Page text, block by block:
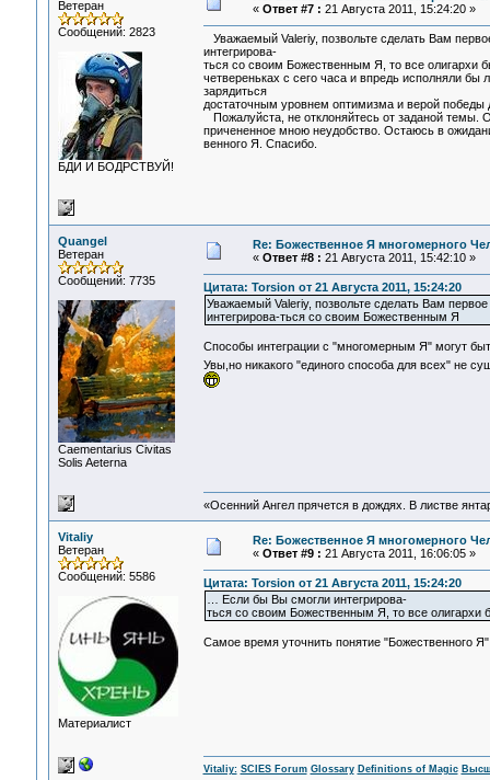
Ветеран
Сообщений: 2823
БДИ И БОДРСТВУЙ!
« Ответ #7 : 21 Августа 2011, 15:24:20 »
Уважаемый Valeriy, позвольте сделать Вам
интегрирова-
ться со своим Божественным Я, то все олигархи
четвереньках с сего часа и впредь исполняли
зарядиться
достаточным уровнем оптимизма и верой
Пожалуйста, не отклоняйтесь от заданой темы.
причененное мною неудобство. Остаюсь в
венного Я. Спасибо.
Quangel
Ветеран
Сообщений: 7735
Сaementarius Civitas
Solis Aeterna
Re: Божественное Я многомерного
« Ответ #8 : 21 Августа 2011, 15:42:10 »
Цитата: Torsion от 21 Августа 2011, 15:24:20
Уважаемый Valeriy, позвольте сделать Вам
интегрирова-ться со своим Божественным Я
Способы интеграции с "многомерным Я" могут
Увы,но никакого "единого способа для всех" не
«Осенний Ангел прячется в дождях. В листве
Vitaliy
Ветеран
Сообщений: 5586
Материалист
Re: Божественное Я многомерного
« Ответ #9 : 21 Августа 2011, 16:06:05 »
Цитата: Torsion от 21 Августа 2011, 15:24:20
… Если бы Вы смогли интегрирова-
ться со своим Божественным Я, то все олигархи
Самое время уточнить понятие "Божественного
Vitaliy: SCIES Forum Glossary Definitions of Magic